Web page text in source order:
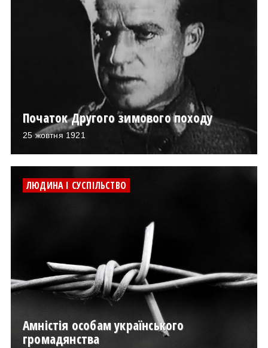
Початок Другого зимового походу
25 жовтня 1921
ЛЮДИНА І СУСПІЛЬСТВО
Амністія особам українського
громадянства